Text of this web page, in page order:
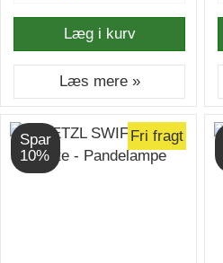
Læg i kurv
Læs mere »
Spar
10%
Fri fragt